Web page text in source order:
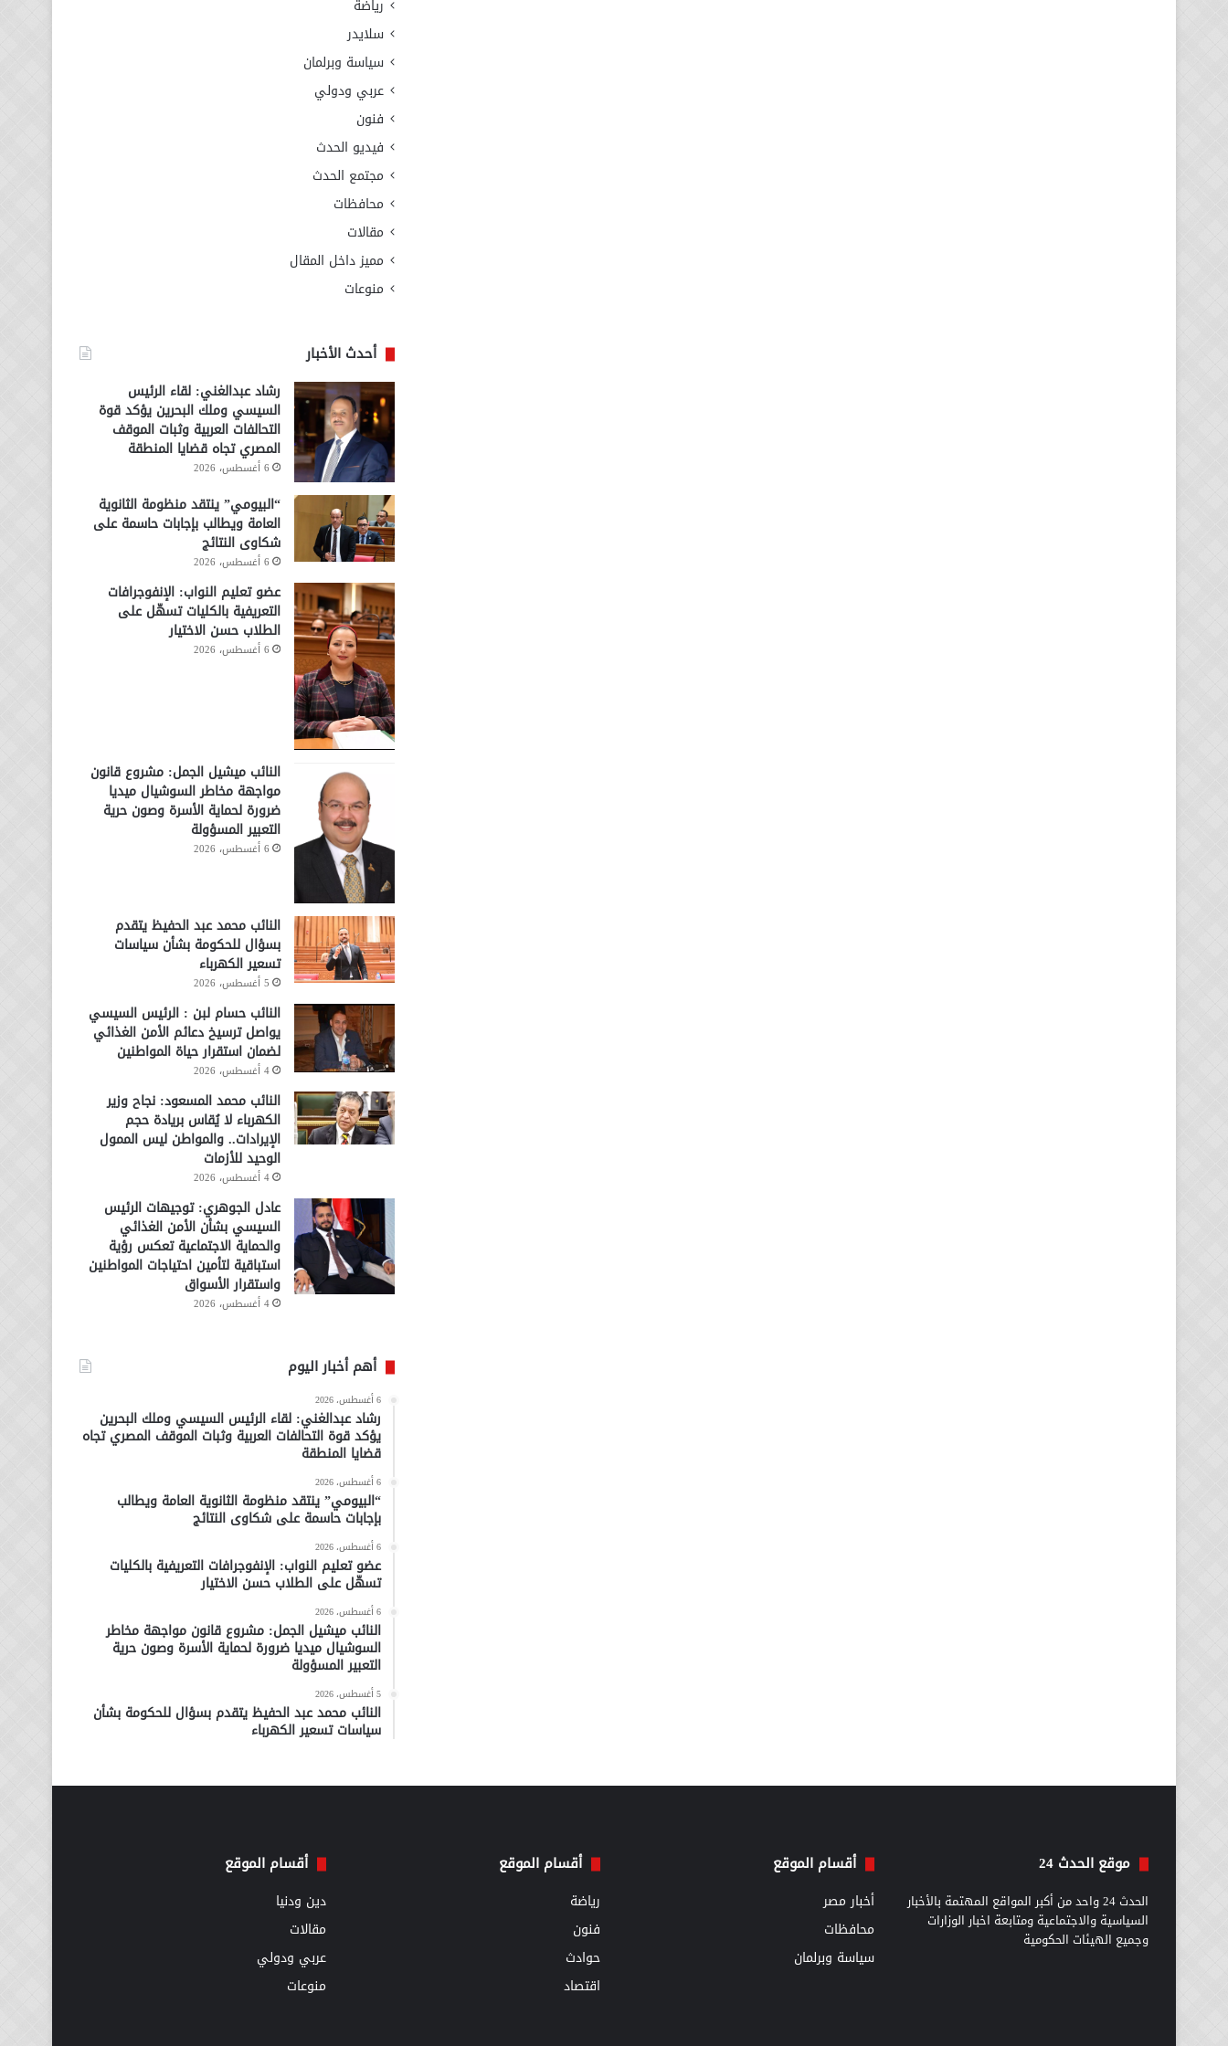
رياضة
سلايدر
سياسة وبرلمان
عربي ودولي
فنون
فيديو الحدث
مجتمع الحدث
محافظات
مقالات
مميز داخل المقال
منوعات
أحدث الأخبار
رشاد عبدالغني: لقاء الرئيس
السيسي وملك البحرين يؤكد قوة
التحالفات العربية وثبات الموقف
المصري تجاه قضايا المنطقة
6 أغسطس، 2026
“البيومي” ينتقد منظومة الثانوية
العامة ويطالب بإجابات حاسمة على
شكاوى النتائج
6 أغسطس، 2026
عضو تعليم النواب: الإنفوجرافات
التعريفية بالكليات تسهّل على
الطلاب حسن الاختيار
6 أغسطس، 2026
النائب ميشيل الجمل: مشروع قانون
مواجهة مخاطر السوشيال ميديا
ضرورة لحماية الأسرة وصون حرية
التعبير المسؤولة
6 أغسطس، 2026
النائب محمد عبد الحفيظ يتقدم
بسؤال للحكومة بشأن سياسات
تسعير الكهرباء
5 أغسطس، 2026
النائب حسام لبن : الرئيس السيسي
يواصل ترسيخ دعائم الأمن الغذائي
لضمان استقرار حياة المواطنين
4 أغسطس، 2026
النائب محمد المسعود: نجاح وزير
الكهرباء لا يُقاس بريادة حجم
الإيرادات.. والمواطن ليس الممول
الوحيد للأزمات
4 أغسطس، 2026
عادل الجوهري: توجيهات الرئيس
السيسي بشأن الأمن الغذائي
والحماية الاجتماعية تعكس رؤية
استباقية لتأمين احتياجات المواطنين
واستقرار الأسواق
4 أغسطس، 2026
أهم أخبار اليوم
6 أغسطس، 2026
رشاد عبدالغني: لقاء الرئيس السيسي وملك البحرين
يؤكد قوة التحالفات العربية وثبات الموقف المصري تجاه
قضايا المنطقة
6 أغسطس، 2026
“البيومي” ينتقد منظومة الثانوية العامة ويطالب
بإجابات حاسمة على شكاوى النتائج
6 أغسطس، 2026
عضو تعليم النواب: الإنفوجرافات التعريفية بالكليات
تسهّل على الطلاب حسن الاختيار
6 أغسطس، 2026
النائب ميشيل الجمل: مشروع قانون مواجهة مخاطر
السوشيال ميديا ضرورة لحماية الأسرة وصون حرية
التعبير المسؤولة
5 أغسطس، 2026
النائب محمد عبد الحفيظ يتقدم بسؤال للحكومة بشأن
سياسات تسعير الكهرباء
موقع الحدث 24
الحدث 24 واحد من أكبر المواقع المهتمة بالأخبار
السياسية والاجتماعية ومتابعة اخبار الوزارات
وجميع الهيئات الحكومية
أقسام الموقع
أخبار مصر
محافظات
سياسة وبرلمان
أقسام الموقع
رياضة
فنون
حوادث
اقتصاد
أقسام الموقع
دين ودنيا
مقالات
عربي ودولي
منوعات